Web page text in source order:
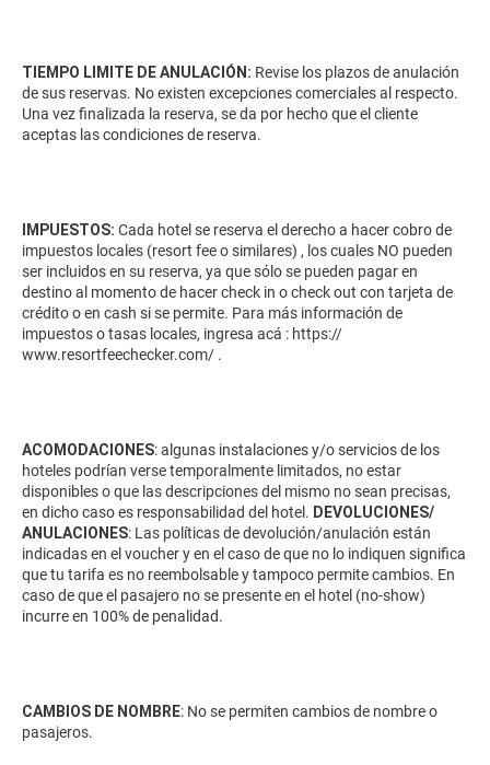
TIEMPO LIMITE DE ANULACIÓN: Revise los plazos de anulación
de sus reservas. No existen excepciones comerciales al respecto.
Una vez finalizada la reserva, se da por hecho que el cliente
aceptas las condiciones de reserva.
IMPUESTOS: Cada hotel se reserva el derecho a hacer cobro de
impuestos locales (resort fee o similares) , los cuales NO pueden
ser incluidos en su reserva, ya que sólo se pueden pagar en
destino al momento de hacer check in o check out con tarjeta de
crédito o en cash si se permite. Para más información de
impuestos o tasas locales, ingresa acá : https://
www.resortfeechecker.com/ .
ACOMODACIONES: algunas instalaciones y/o servicios de los
hoteles podrían verse temporalmente limitados, no estar
disponibles o que las descripciones del mismo no sean precisas,
en dicho caso es responsabilidad del hotel. DEVOLUCIONES/
ANULACIONES: Las políticas de devolución/anulación están
indicadas en el voucher y en el caso de que no lo indiquen significa
que tu tarifa es no reembolsable y tampoco permite cambios. En
caso de que el pasajero no se presente en el hotel (no-show)
incurre en 100% de penalidad.
CAMBIOS DE NOMBRE: No se permiten cambios de nombre o
pasajeros.